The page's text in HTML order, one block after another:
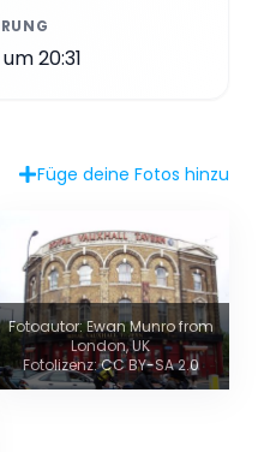
20:31
Füge deine Fotos hinzu
Fotoautor: Ewan Munro from
London, UK
Fotolizenz: CC BY-SA 2.0